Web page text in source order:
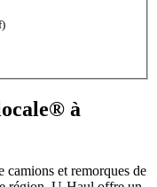
à
et remorques de